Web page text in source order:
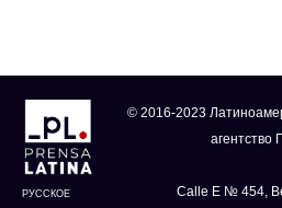
РУССКОЕ
© 2016-2023
агентство
Calle E № 454,